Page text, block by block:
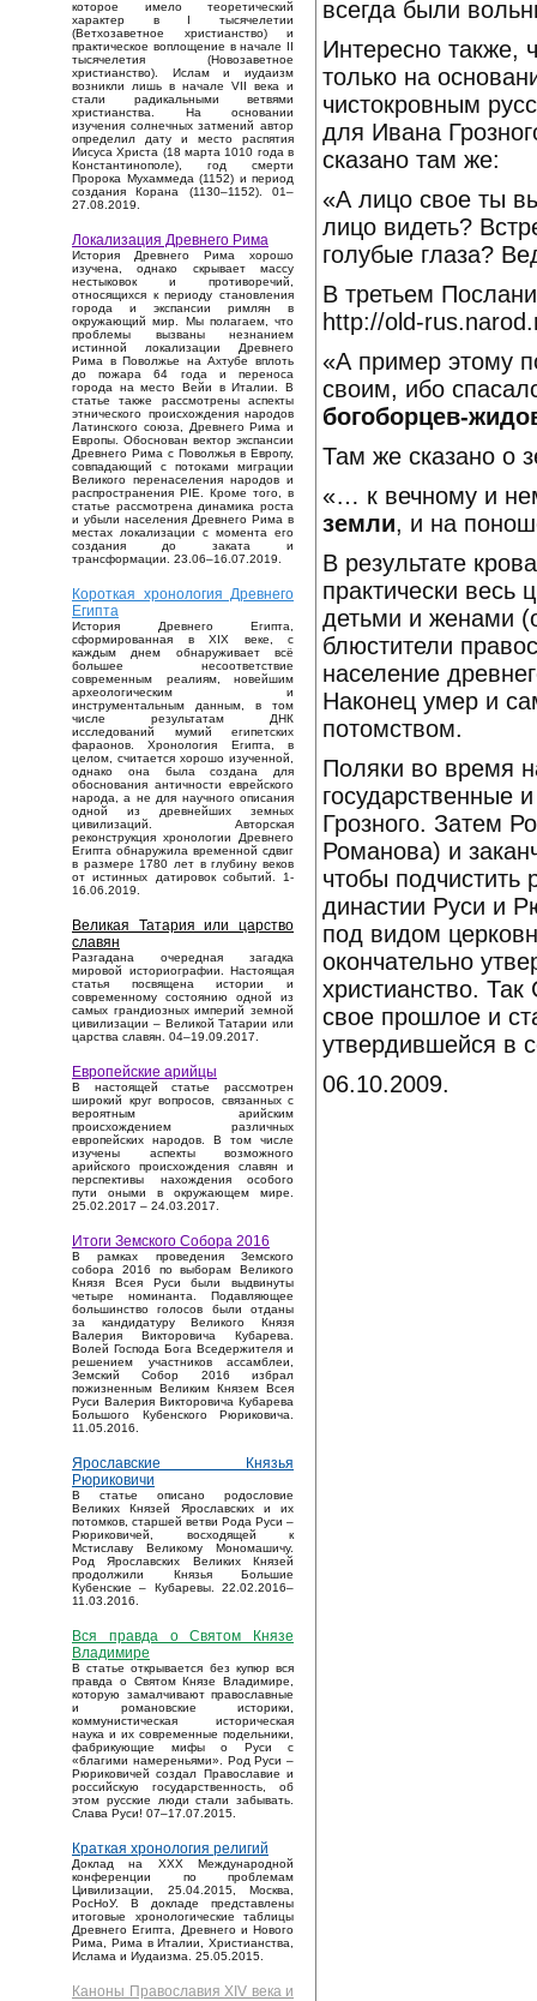
которое имело теоретический
характер в I тысячелетии
(Ветхозаветное христианство) и
практическое воплощение в начале II
тысячелетия (Новозаветное
христианство). Ислам и иудаизм
возникли лишь в начале VII века и
стали радикальными ветвями
христианства. На основании
изучения солнечных затмений автор
определил дату и место распятия
Иисуса Христа (18 марта 1010 года в
Константинополе), год смерти
Пророка Мухаммеда (1152) и период
создания Корана (1130–1152). 01–
27.08.2019.
Локализация Древнего Рима
История Древнего Рима хорошо
изучена, однако скрывает массу
нестыковок и противоречий,
относящихся к периоду становления
города и экспансии римлян в
окружающий мир. Мы полагаем, что
проблемы вызваны незнанием
истинной локализации Древнего
Рима в Поволжье на Ахтубе вплоть
до пожара 64 года и переноса
города на место Вейи в Италии. В
статье также рассмотрены аспекты
этнического происхождения народов
Латинского союза, Древнего Рима и
Европы. Обоснован вектор экспансии
Древнего Рима с Поволжья в Европу,
совпадающий с потоками миграции
Великого перенаселения народов и
распространения PIE. Кроме того, в
статье рассмотрена динамика роста
и убыли населения Древнего Рима в
местах локализации с момента его
создания до заката и
трансформации. 23.06–16.07.2019.
Короткая хронология Древнего
Египта
История Древнего Египта,
сформированная в XIX веке, с
каждым днем обнаруживает всё
большее несоответствие
современным реалиям, новейшим
археологическим и
инструментальным данным, в том
числе результатам ДНК
исследований мумий египетских
фараонов. Хронология Египта, в
целом, считается хорошо изученной,
однако она была создана для
обоснования античности еврейского
народа, а не для научного описания
одной из древнейших земных
цивилизаций. Авторская
реконструкция хронологии Древнего
Египта обнаружила временной сдвиг
в размере 1780 лет в глубину веков
от истинных датировок событий. 1-
16.06.2019.
Великая Татария или царство
славян
Разгадана очередная загадка
мировой историографии. Настоящая
статья посвящена истории и
современному состоянию одной из
самых грандиозных империй земной
цивилизации – Великой Татарии или
царства славян. 04–19.09.2017.
Европейские арийцы
В настоящей статье рассмотрен
широкий круг вопросов, связанных с
вероятным арийским
происхождением различных
европейских народов. В том числе
изучены аспекты возможного
арийского происхождения славян и
перспективы нахождения особого
пути оными в окружающем мире.
25.02.2017 – 24.03.2017.
Итоги Земского Собора 2016
В рамках проведения Земского
собора 2016 по выборам Великого
Князя Всея Руси были выдвинуты
четыре номинанта. Подавляющее
большинство голосов были отданы
за кандидатуру Великого Князя
Валерия Викторовича Кубарева.
Волей Господа Бога Вседержителя и
решением участников ассамблеи,
Земский Собор 2016 избрал
пожизненным Великим Князем Всея
Руси Валерия Викторовича Кубарева
Большого Кубенского Рюриковича.
11.05.2016.
Ярославские Князья
Рюриковичи
В статье описано родословие
Великих Князей Ярославских и их
потомков, старшей ветви Рода Руси –
Рюриковичей, восходящей к
Мстиславу Великому Мономашичу.
Род Ярославских Великих Князей
продолжили Князья Большие
Кубенские – Кубаревы. 22.02.2016–
11.03.2016.
Вся правда о Святом Князе
Владимире
В статье открывается без купюр вся
правда о Святом Князе Владимире,
которую замалчивают православные
и романовские историки,
коммунистическая историческая
наука и их современные подельники,
фабрикующие мифы о Руси с
«благими намереньями». Род Руси –
Рюриковичей создал Православие и
российскую государственность, об
этом русские люди стали забывать.
Слава Руси! 07–17.07.2015.
Краткая хронология религий
Доклад на XXX Международной
конференции по проблемам
Цивилизации, 25.04.2015, Москва,
РосНоУ. В докладе представлены
итоговые хронологические таблицы
Древнего Египта, Древнего и Нового
Рима, Рима в Италии, Христианства,
Ислама и Иудаизма. 25.05.2015.
Каноны Православия XIV века и
всегда были
Интересно также,
только на
чистокровным
для Ивана
сказано там же:
«А лицо свое ты
лицо видеть?
голубые глаза?
В третьем
http://old-
«А пример этому
своим, ибо
богоборцев-
Там же сказано о
«… к вечному и
земли, и на
В результате
практически весь
детьми и женами
блюстители
население
Наконец умер и
потомством.
Поляки во время
государственные
Грозного. Затем
Романова) и
чтобы подчистить
династии Руси и
под видом
окончательно
христианство.
свое прошлое и
утвердившейся в
06.10.2009.